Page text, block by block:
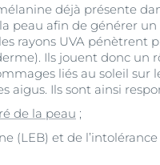
déjà présente
peau afin de générer
rayons UVA pénètrent
Ils jouent donc un
liés au soleil sur
Ils sont ainsi
de la peau ;
(LEB) et de l’intolérance